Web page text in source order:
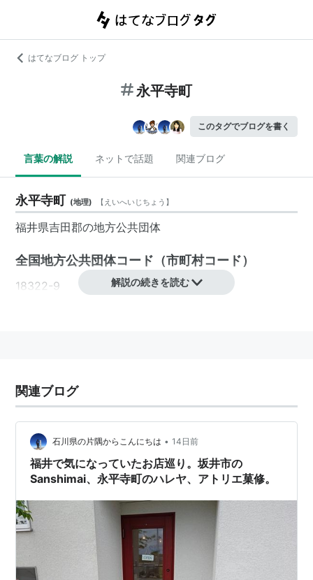
はてなブログ トップ
永平寺町
このタグでブログを書く
言葉の解説 ネットで話題 関連ブログ
永平寺町 (地理) 【 えいへいじちょう 】
福井県吉田郡の地方公共団体
全国地方公共団体コード （市町村コード）
18322-9 解説の続きを読む
関連ブログ
石川県の片隅からこんにちは • 14日前
福井で気になっていたお店巡り。坂井市の
Sanshimai、永平寺町のハレヤ、アトリエ菓修。